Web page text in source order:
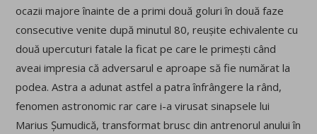
ocazii majore înainte de a primi două goluri în două faze
consecutive venite după minutul 80, reușite echivalente cu
două upercuturi fatale la ficat pe care le primești când
aveai impresia că adversarul e aproape să fie numărat la
podea. Astra a adunat astfel a patra înfrângere la rând,
fenomen astronomic rar care i-a virusat sinapsele lui
Marius Șumudică, transformat brusc din antrenorul anului în